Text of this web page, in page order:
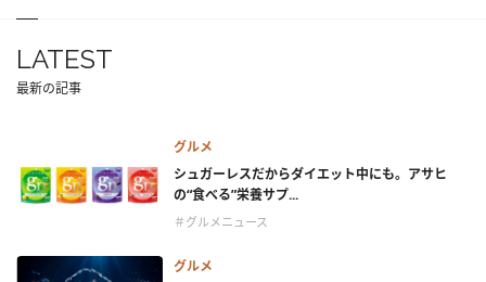
LATEST
最新の記事
グルメ
シュガーレスだからダイエット中にも。アサヒ
の“食べる”栄養サプ...
＃グルメニュース
グルメ